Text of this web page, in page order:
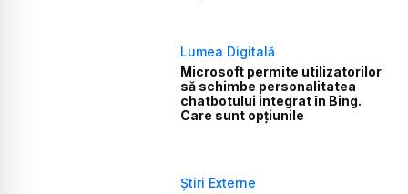
Lumea Digitală
Microsoft permite utilizatorilor
să schimbe personalitatea
chatbotului integrat în Bing.
Care sunt opțiunile
Știri Externe